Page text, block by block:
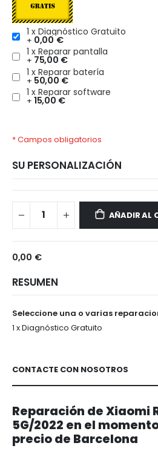
1 x Diagnóstico Gratuito
+ 0,00 €
1 x Reparar pantalla
+ 75,00 €
1 x Reparar batería
+ 50,00 €
1 x Reparar software
+ 15,00 €
* Campos obligatorios
SU PERSONALIZACIÓN
AÑADIR AL
0,00 €
RESUMEN
Seleccione una o varias
1 x Diagnóstico Gratuito
CONTACTE CON NOSOTROS
Reparación de Xiaomi
5G/2022 en el
precio de Barcelona